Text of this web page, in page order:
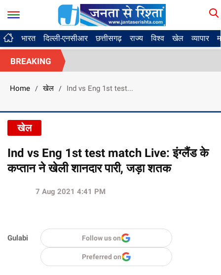
भारत दिल्ली-एनसीआर छत्तीसगढ़ राज्य विश्व खेल व्यापार
BREAKING
Home / खेल / Ind vs Eng 1st test...
खेल
Ind vs Eng 1st test match Live: इंग्लैंड के
कप्तान ने खेली शानदार पारी, जड़ा शतक
Gulabi
7 Aug 2021 4:41 PM
Follow us on
Preferred on